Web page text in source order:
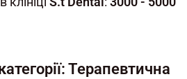
Терапевтична